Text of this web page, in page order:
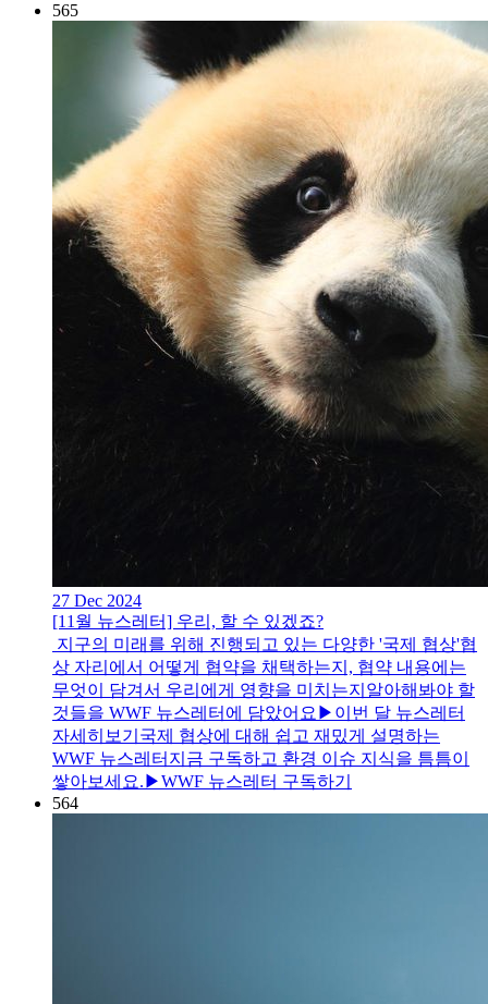
565
27 Dec 2024
[11월 뉴스레터] 우리, 할 수 있겠죠?
지구의 미래를 위해 진행되고 있는 다양한 '국제 협상'협
상 자리에서 어떻게 협약을 채택하는지, 협약 내용에는
무엇이 담겨서 우리에게 영향을 미치는지알아해봐야 할
것들을 WWF 뉴스레터에 담았어요▶이번 달 뉴스레터
자세히보기국제 협상에 대해 쉽고 재밌게 설명하는
WWF 뉴스레터지금 구독하고 환경 이슈 지식을 틈틈이
쌓아보세요.▶WWF 뉴스레터 구독하기
564